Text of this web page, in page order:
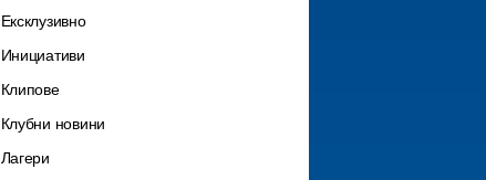
Ексклузивно
Инициативи
Клипове
Клубни новини
Лагери